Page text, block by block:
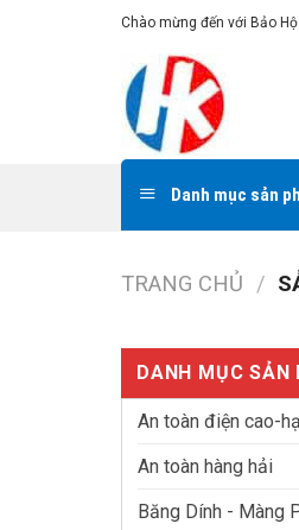
Chào mừng đến với Bảo
Danh mục sản
TRANG CHỦ /
DANH MỤC SẢN
An toàn điện cao-
An toàn hàng hải
Băng Dính - Màng